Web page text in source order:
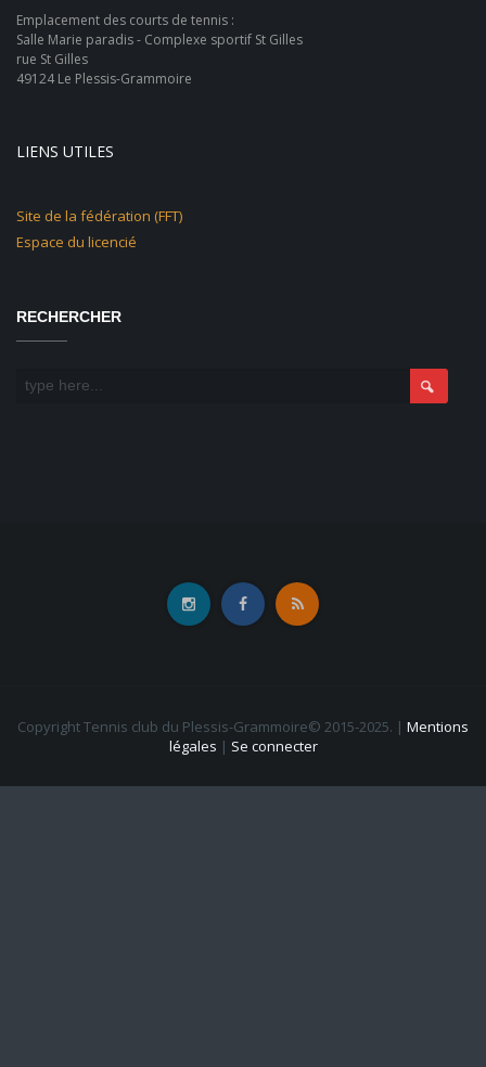
Emplacement des courts de tennis :
Salle Marie paradis - Complexe sportif St Gilles
rue St Gilles
49124 Le Plessis-Grammoire
LIENS UTILES
Site de la fédération (FFT)
Espace du licencié
RECHERCHER
Copyright Tennis club du Plessis-Grammoire© 2015-2025. | Mentions
légales | Se connecter